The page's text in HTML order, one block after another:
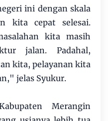
ini dengan skala
kita cepat selesai.
kita masih
jalan. Padahal,
kita, pelayanan kita
jelas Syukur.
Merangin